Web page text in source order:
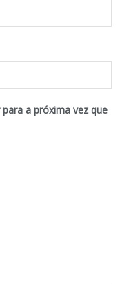
a próxima vez que